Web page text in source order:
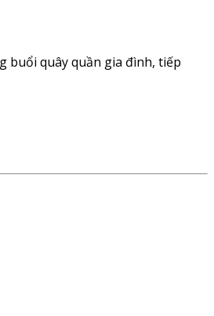
buổi quây quần gia đình, tiếp